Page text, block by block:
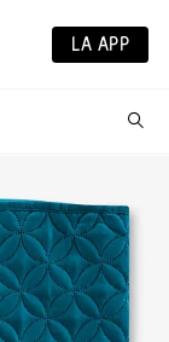
LA APP